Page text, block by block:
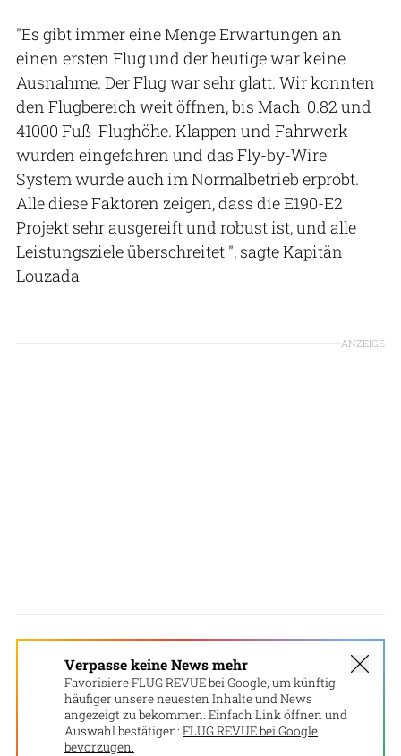
"Es gibt immer eine Menge Erwartungen an
einen ersten Flug und der heutige war keine
Ausnahme. Der Flug war sehr glatt. Wir konnten
den Flugbereich weit öffnen, bis Mach 0.82 und
41000 Fuß Flughöhe. Klappen und Fahrwerk
wurden eingefahren und das Fly-by-Wire
System wurde auch im Normalbetrieb erprobt.
Alle diese Faktoren zeigen, dass die E190-E2
Projekt sehr ausgereift und robust ist, und alle
Leistungsziele überschreitet ", sagte Kapitän
Louzada
ANZEIGE
Verpasse keine News mehr
Favorisiere FLUG REVUE bei Google, um künftig
häufiger unsere neuesten Inhalte und News
angezeigt zu bekommen. Einfach Link öffnen und
Auswahl bestätigen: FLUG REVUE bei Google
bevorzugen.